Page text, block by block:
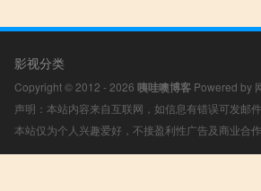
影视分类
Copyright © 2012 - 2026 咦哇噢博客 Powered by
声明：本站内容来自互联网，如信息有错误可发邮
本站仅为个人兴趣爱好，不接盈利性广告及商业合作